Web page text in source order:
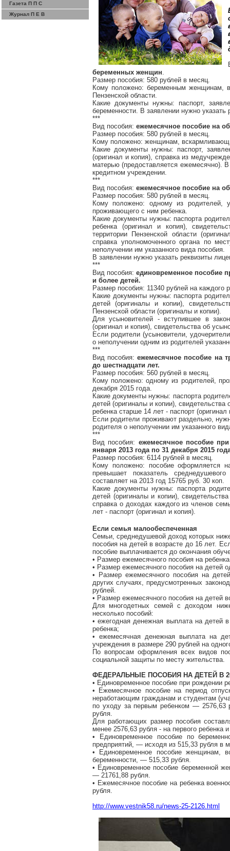
Газета П П С
Журнал П Е В
беременных женщин.
Размер пособия: 580 рублей в месяц.
Кому положено: беременным женщинам,
Пензенской области.
Какие документы нужны: паспорт,
беременности. В заявлении нужно указать
***
Вид пособия: ежемесячное пособие на
Размер пособия: 580 рублей в месяц.
Кому положено: женщинам,
Какие документы нужны: паспорт,
(оригинал и копия), справка из
матерью (предоставляется ежемесячно). В
кредитном учреждении.
***
Вид пособия: ежемесячное пособие на
Размер пособия: 580 рублей в месяц.
Кому положено: одному из родителей,
проживающего с ним ребенка.
Какие документы нужны: паспорта
ребенка (оригинал и копия),
территории Пензенской области
справка уполномоченного органа по
неполучении им указанного вида пособия.
В заявлении нужно указать реквизиты
***
Вид пособия:единовременное пособие
и более детей.
Размер пособия: 11340 рублей на каждого
Какие документы нужны: паспорта
детей (оригиналы и копии),
Пензенской области (оригиналы и копии).
Для усыновителей - вступившее в
(оригинал и копия), свидетельства об
Если родители (усыновители,
о неполучении одним из родителей
***
Вид пособия:ежемесячное пособие на
до шестнадцати лет.
Размер пособия: 560 рублей в месяц.
Кому положено: одному из родителей,
декабря 2015 года.
Какие документы нужны: паспорта
детей (оригиналы и копии),
ребенка старше 14 лет - паспорт (оригинал
Если родители проживают раздельно,
родителя о неполучении им указанного
***
Вид пособия: ежемесячное пособие
января 2013 года по 31 декабря 2015
Размер пособия: 6114 рублей в месяц.
Кому положено: пособие оформляется
превышает показатель
составляет на 2013 год 15765 руб. 30 коп.
Какие документы нужны: паспорта
детей (оригиналы и копии),
справка о доходах каждого из членов
лет - паспорт (оригинал и копия).
Если семья малообеспеченная
Семьи, среднедушевой доход которых
пособия на детей в возрасте до 16 лет.
пособие выплачивается до окончания
• Размер ежемесячного пособия на
• Размер ежемесячного пособия на детей
• Размер ежемесячного пособия на
других случаях, предусмотренных
рублей.
• Размер ежемесячного пособия на
Для многодетных семей с доходом
несколько пособий:
• ежегодная денежная выплата на детей
ребенка;
• ежемесячная денежная выплата на
учреждения в размере 290 рублей на
По вопросам оформления всех видов
социальной защиты по месту жительства.
ФЕДЕРАЛЬНЫЕ ПОСОБИЯ НА ДЕТЕЙ В
• Единовременное пособие при рождении
• Ежемесячное пособие на период
неработающим гражданам и студентам
по уходу за первым ребенком —
рубля.
Для работающих размер пособия
менее 2576,63 рубля - на первого
• Единовременное пособие по
предприятий, — исходя из 515,33 рубля в
• Единовременное пособие женщинам,
беременности, — 515,33 рубля.
• Единовременное пособие беременной
— 21761,88 рубля.
• Ежемесячное пособие на ребенка
рубля.
http://www.vestnik58.ru/news-25-2126.html